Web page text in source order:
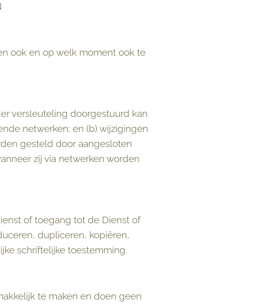
ook en op welk moment ook te
versleuteling doorgestuurd kan
netwerken; en (b) wijzigingen
gesteld door aangesloten
zij via netwerken worden
of toegang tot de Dienst of
dupliceren, kopiëren,
schriftelijke toestemming.
te maken en doen geen